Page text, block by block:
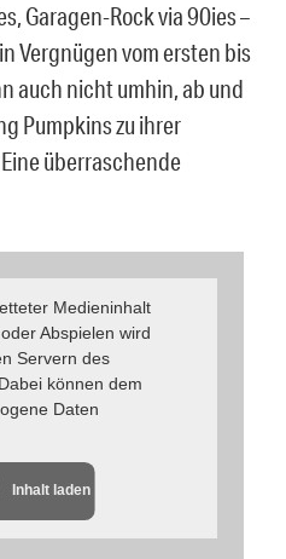
Garagen-Rock via 90ies –
Vergnügen vom ersten bis
auch nicht umhin, ab und
Pumpkins zu ihrer
überraschende
Medieninhalt
Abspielen wird
Servern des
können dem
Daten
Inhalt laden